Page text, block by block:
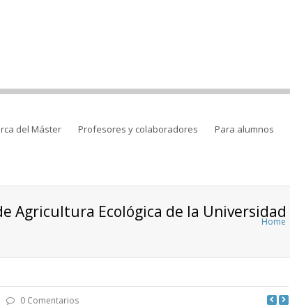
del Máster Profesores y colaboradores Para alumnos
Agricultura Ecológica de la Universidad
Home
0 Comentarios